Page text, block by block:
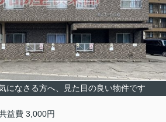
になさる方へ、見た目の良い物件です
益費 3,000円